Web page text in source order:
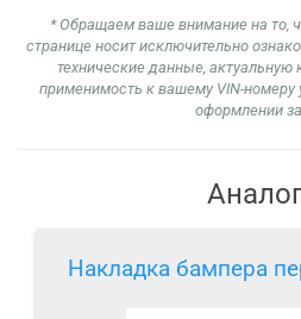
* Обращаем ваше внимание на то,
странице носит исключительно
технические данные, актуальную
применимость к вашему VIN-номеру
оформлении
Накладка бампера